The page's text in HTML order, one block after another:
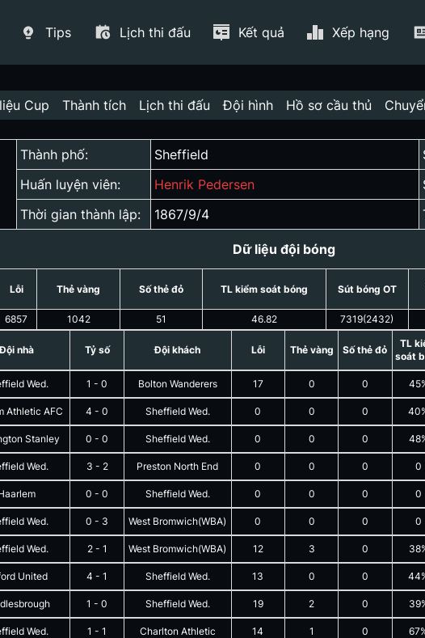
Tips Lịch thi đấu Kết quả Xếp hạng
Cup Thành tích Lịch thi đấu Đội hình Hồ sơ cầu thủ
Thành phố: Sheffield
Huấn luyện viên:
Henrik Pedersen
Thời gian thành lập:
1867/9/4
Dữ liệu đội bóng
Lỗi
6857
Thẻ vàng
1042
Số thẻ đỏ
51
TL kiểm soát bóng
46.82
Sút bóng OT
7319(2432)
nhà Tỷ số Đội khách Lỗi Thẻ vàng Số thẻ đỏ
TL
soát
Wed. 1 -0 Bolton Wanderers 17 0 0
Athletic AFC 4 -0 Sheffield Wed. 0 0 0
Stanley 0 -0 Sheffield Wed. 0 0 0
Wed. 3 - 2 Preston North End 0 0 0 0
0 -0 Sheffield Wed. 0 0 0 0
Wed. 0 - 3 West Bromwich(WBA) 0 0 0 0
Wed. 2- 1 West Bromwich(WBA) 12 3 0
United 4 -1 Sheffield Wed. 13 0 0
1 -0 Sheffield Wed. 19 2 0
Wed. 1 -1 Charlton Athletic 14 1 0